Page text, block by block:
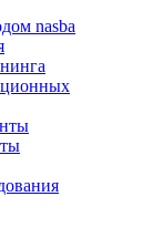
nasba